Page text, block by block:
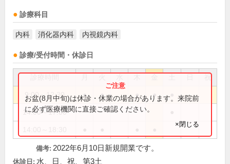
診療科目
内科 消化器内科 内視鏡内科
診療/受付時間・休診日
祝
9:00～12:30 ● ● ● ●
14:00～17:00
お盆(8月中旬)は休診・休業の場合があります。来院前
に必ず医療機関に直接ご確認ください。
×閉じる
備考: 2022年6月10日新規開業です。
休診日: 水、日、祝、第3土